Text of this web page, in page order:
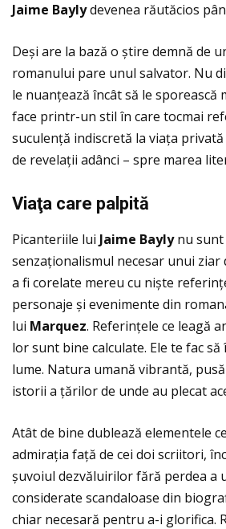
Jaime Baylydevenea răutăcios
Deși are la bază o știre demnă de
romanului pare unul salvator. Nu
le nuanţează încât să le sporească
face printr-un stil în care tocmai
suculenţă indiscretă la viaţa
de revelaţii adânci – spre marea
Viaţa care palpită
Picanteriile lui Jaime Baylynu sunt
senzaţionalismul necesar unui ziar
a fi corelate mereu cu niște
personaje și evenimente din
lui Marquez. Referinţele ce leagă
lor sunt bine calculate. Ele te fac
lume. Natura umană vibrantă,
istorii a ţărilor de unde au plecat
Atât de bine dublează elementele
admiraţia faţă de cei doi scriitori,
șuvoiul dezvăluirilor fără perdea a
considerate scandaloase din
chiar necesară pentru a-i glorifica.